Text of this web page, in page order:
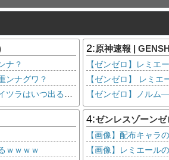
ナ？
ンナグワ？
2:原神速報 |
【ゼンゼロ】レミエ
【ゼンゼロ】ノルム
ｗｗｗｗ
4:ゼンレスゾーン
【画像】配布キャラ
【画像】レミエール